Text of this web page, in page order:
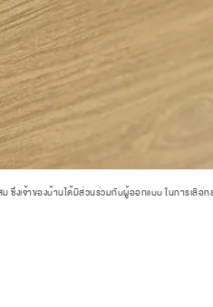
เจ้าของบ้านได้มีส่วนร่วมกับผู้ออกแบบ ในการเลือ